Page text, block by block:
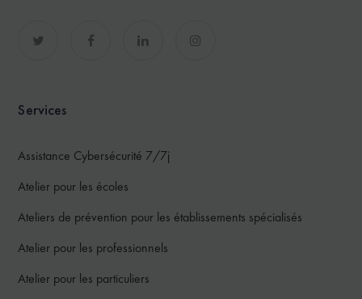
Services
Assistance Cybersécurité 7/7j
Atelier pour les écoles
Ateliers de prévention pour les établissements spécialisés
Atelier pour les professionnels
Atelier pour les particuliers